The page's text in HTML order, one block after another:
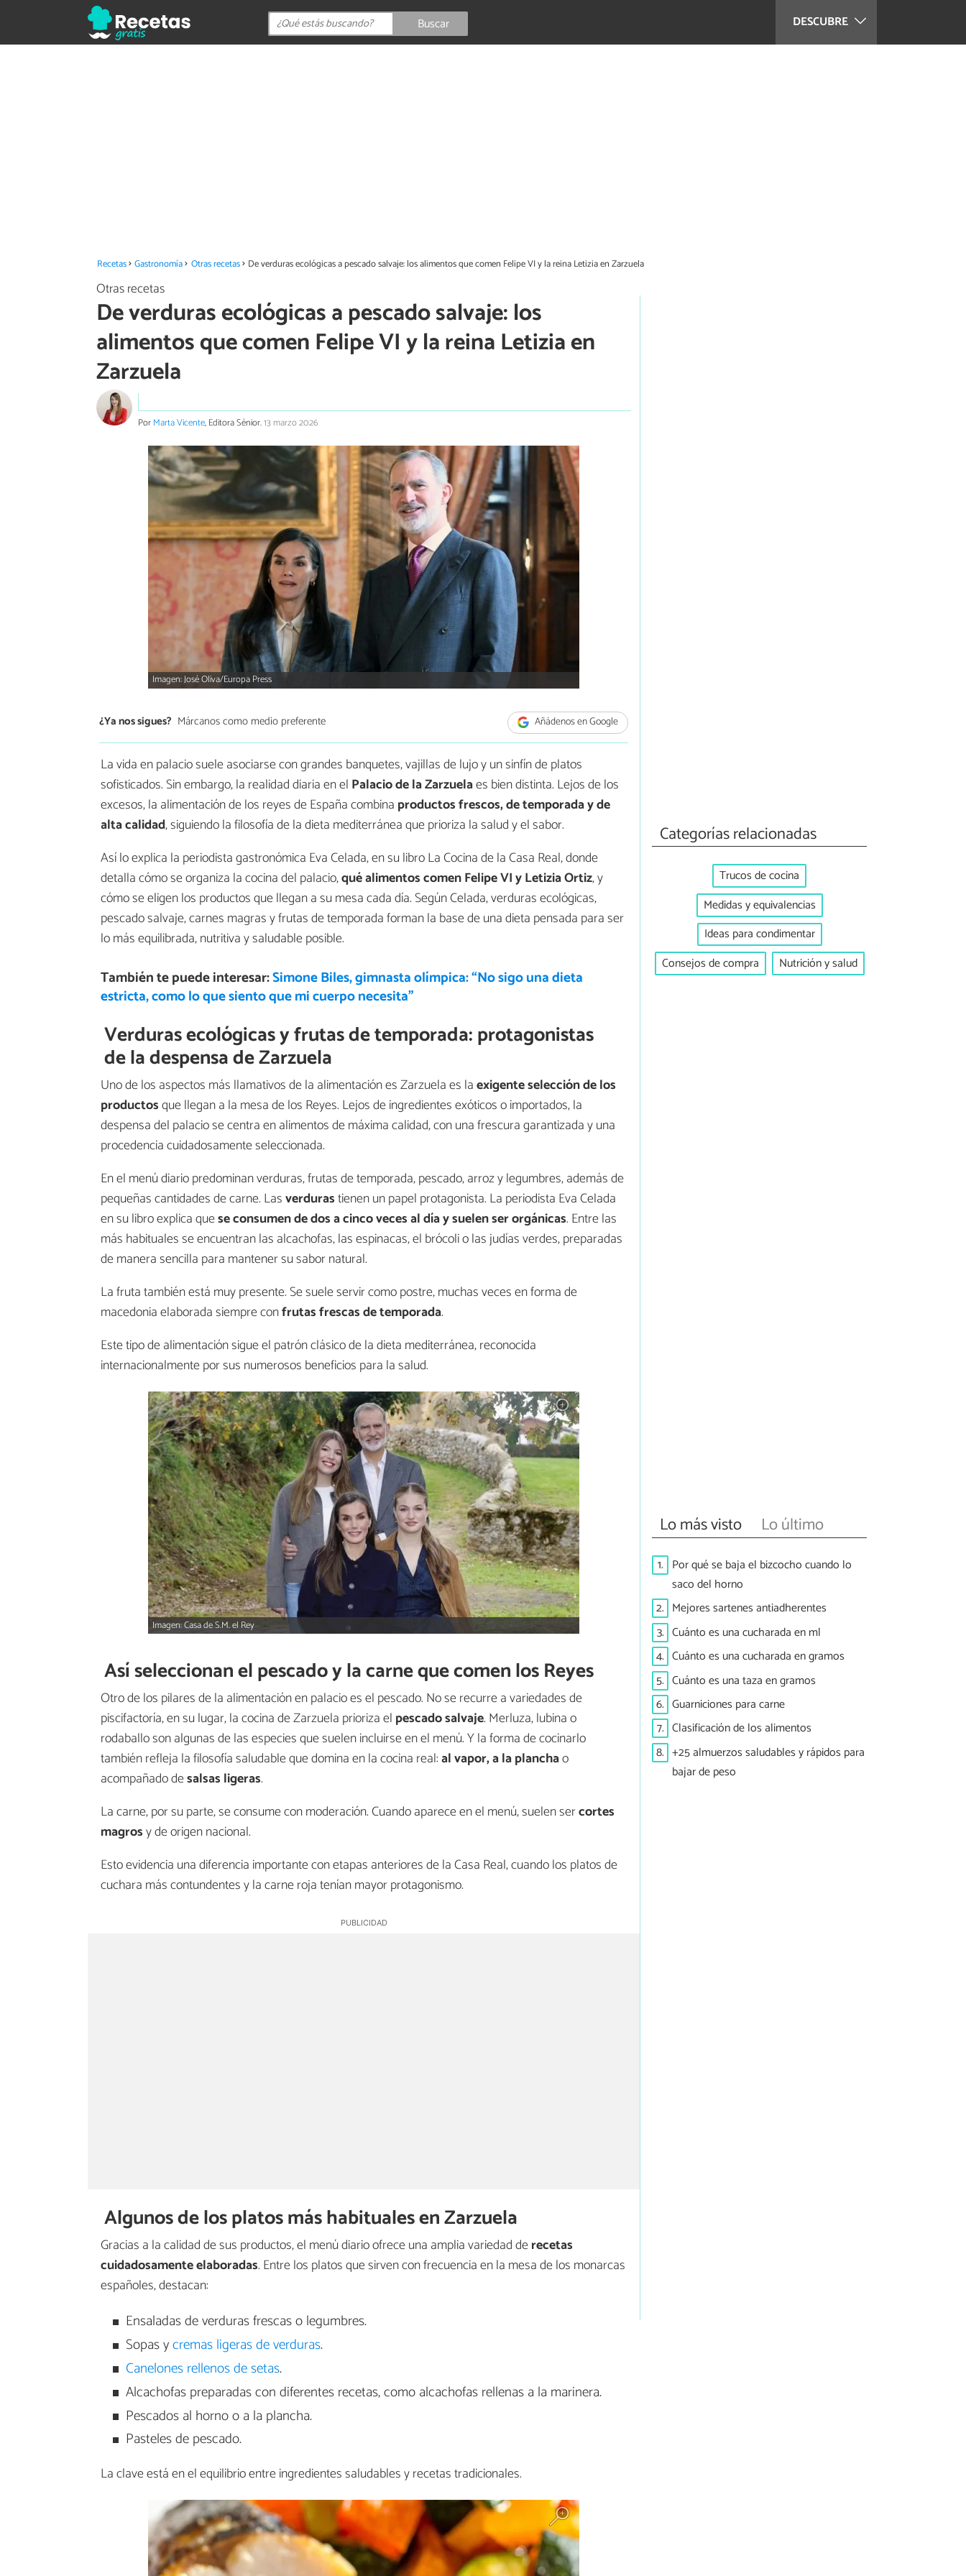
DESCUBRE
Buscar
Recetas Gastronomía Otras recetas De verduras ecológicas a pescado salvaje: los alimentos que comen Felipe VI y la reina Letizia en Zarzuela
Otras recetas
De verduras ecológicas a pescado salvaje: los
alimentos que comen Felipe VI y la reina Letizia en
Zarzuela
PorMarta Vicente, Editora Sénior.13 marzo 2026
Imagen: José Oliva/Europa Press
¿Ya nos sigues? Márcanos como medio preferente Añádenos en Google
La vida en palacio suele asociarse con grandes banquetes, vajillas de lujo y un sinfín de platos
sofisticados. Sin embargo, la realidad diaria en el Palacio de la Zarzuelaes bien distinta. Lejos de los
excesos, la alimentación de los reyes de España combina productos frescos, de temporada y de
alta calidad, siguiendo la filosofía de la dieta mediterránea que prioriza la salud y el sabor.
Así lo explica la periodista gastronómica Eva Celada, en su libro La Cocina de la Casa Real, donde
detalla cómo se organiza la cocina del palacio,qué alimentos comen Felipe VI y Letizia Ortiz, y
cómo se eligen los productos que llegan a su mesa cada día. Según Celada, verduras ecológicas,
pescado salvaje, carnes magras y frutas de temporada forman la base de una dieta pensada para ser
lo más equilibrada, nutritiva y saludable posible.
También te puede interesar:Simone Biles, gimnasta olímpica: “No sigo una dieta
estricta, como lo que siento que mi cuerpo necesita”
Verduras ecológicas y frutas de temporada: protagonistas
de la despensa de Zarzuela
Uno de los aspectos más llamativos de la alimentación es Zarzuela es laexigente selección de los
productosque llegan a la mesa de los Reyes. Lejos de ingredientes exóticos o importados, la
despensa del palacio se centra en alimentos de máxima calidad, con una frescura garantizada y una
procedencia cuidadosamente seleccionada.
En el menú diario predominan verduras, frutas de temporada, pescado, arroz y legumbres, además de
pequeñas cantidades de carne. Lasverdurastienen un papel protagonista. La periodista Eva Celada
en su libro explica quese consumen de dos a cinco veces al día y suelen ser orgánicas. Entre las
más habituales se encuentran las alcachofas, las espinacas, el brócoli o las judías verdes, preparadas
de manera sencilla para mantener su sabor natural.
La fruta también está muy presente. Se suele servir como postre, muchas veces en forma de
macedonia elaborada siempre confrutas frescas de temporada.
Este tipo de alimentación sigue el patrón clásico de la dieta mediterránea, reconocida
internacionalmente por sus numerosos beneficios para la salud.
Imagen: Casa de S.M. el Rey
Así seleccionan el pescado y la carne que comen los Reyes
Otro de los pilares de la alimentación en palacio es el pescado. No se recurre a variedades de
piscifactoría, en su lugar, la cocina de Zarzuela prioriza el pescado salvaje. Merluza, lubina o
rodaballo son algunas de las especies que suelen incluirse en el menú. Y la forma de cocinarlo
también refleja la filosofía saludable que domina en la cocina real:al vapor, a la planchao
acompañado desalsas ligeras.
La carne, por su parte, se consume con moderación. Cuando aparece en el menú, suelen sercortes
magrosy de origen nacional.
Esto evidencia una diferencia importante con etapas anteriores de la Casa Real, cuando los platos de
cuchara más contundentes y la carne roja tenían mayor protagonismo.
Algunos de los platos más habituales en Zarzuela
Gracias a la calidad de sus productos, el menú diario ofrece una amplia variedad derecetas
cuidadosamente elaboradas. Entre los platos que sirven con frecuencia en la mesa de los monarcas
españoles, destacan:
Ensaladas de verduras frescas o legumbres.
Sopas ycremas ligeras de verduras.
Canelones rellenos de setas.
Alcachofas preparadas con diferentes recetas, como alcachofas rellenas a la marinera.
Pescados al horno o a la plancha.
Pasteles de pescado.
La clave está en el equilibrio entre ingredientes saludables y recetas tradicionales.
Categorías relacionadas
Trucos de cocina
Medidas y equivalencias
Ideas para condimentar
Consejos de compra
Nutrición y salud
Lo más visto Lo último
1. Por qué se baja el bizcocho cuando lo
saco del horno
2. Mejores sartenes antiadherentes
3. Cuánto es una cucharada en ml
4. Cuánto es una cucharada en gramos
5. Cuánto es una taza en gramos
6. Guarniciones para carne
7. Clasificación de los alimentos
8. +25 almuerzos saludables y rápidos para
bajar de peso